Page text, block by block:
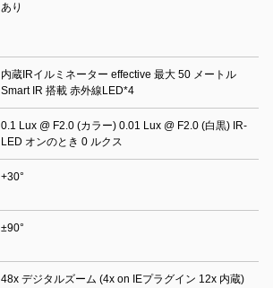
あり
内蔵IRイルミネーター effective 最大 50 メートル
Smart IR 搭載 赤外線LED*4
0.1 Lux @ F2.0 (カラー) 0.01 Lux @ F2.0 (白黒) IR‐
LED オンのとき 0 ルクス
+30°
±90°
48x デジタルズーム (4x on IEプラグイン 12x 内蔵)